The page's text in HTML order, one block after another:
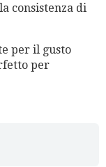
consistenza di
per il gusto
per